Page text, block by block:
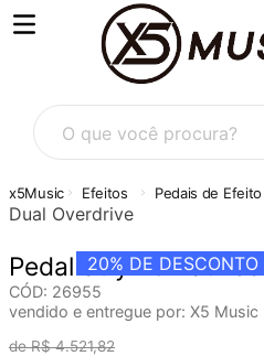
O que você procura?
Efeitos Pedais de Efeito
Dual Overdrive
20% DE
Pedal Strymon
CÓD: 26955
vendido e entregue por: X5 Music
R$ 4.521,82